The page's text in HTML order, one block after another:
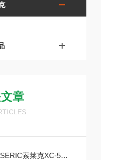
章
索莱克XC-500B太阳光照明灯